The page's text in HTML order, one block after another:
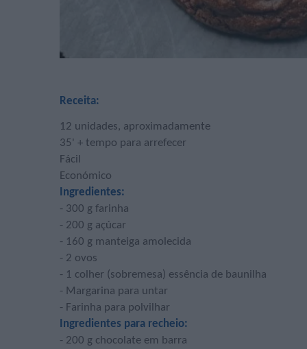
Receita:
12 unidades, aproximadamente
35' + tempo para arrefecer
Fácil
Económico
Ingredientes:
- 300 g farinha
- 200 g açúcar
- 160 g manteiga amolecida
- 2 ovos
- 1 colher (sobremesa) essência de baunilha
- Margarina para untar
- Farinha para polvilhar
Ingredientes para recheio:
- 200 g chocolate em barra